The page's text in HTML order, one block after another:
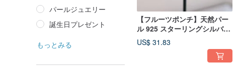
パールジュエリー
誕生日プレゼント
もっとみる
【フルーツポンチ】天然パー
ル 925 スターリングシルバー
ポスト フープピアス
US$ 31.83